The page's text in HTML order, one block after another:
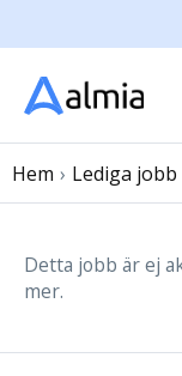
Hem
Om oss
Hem › Lediga jobb
Detta jobb är ej
mer.